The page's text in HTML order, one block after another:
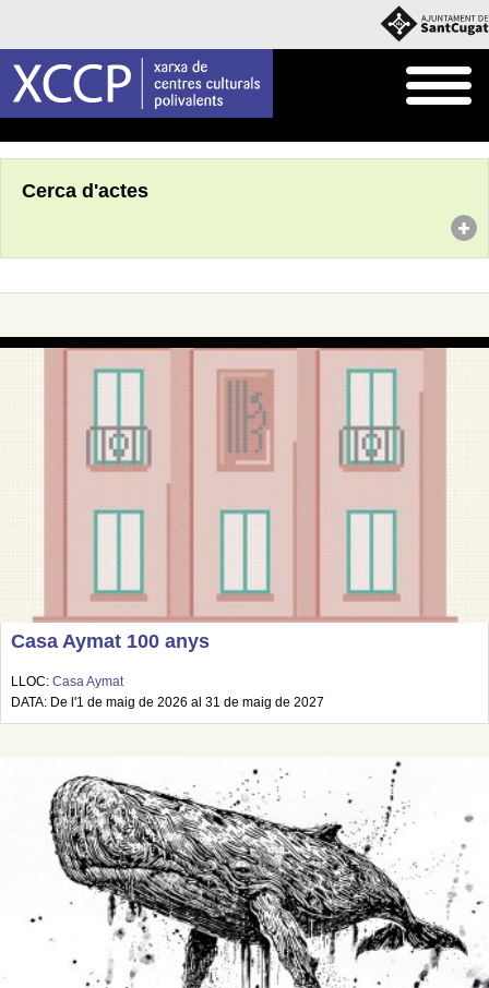
Cerca d'actes
Casa Aymat 100 anys
LLOC: Casa Aymat
DATA: De l'1 de maig de 2026 al 31 de maig de 2027